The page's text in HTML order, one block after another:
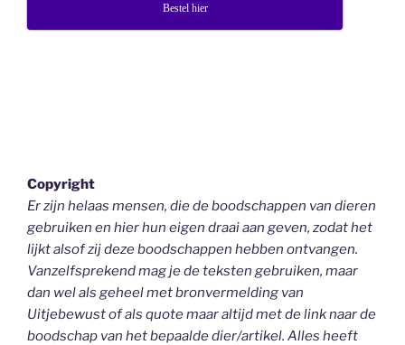
Bestel hier
Copyright
Er zijn helaas mensen, die de boodschappen van dieren
gebruiken en hier hun eigen draai aan geven, zodat het
lijkt alsof zij deze boodschappen hebben ontvangen.
Vanzelfsprekend mag je de teksten gebruiken, maar
dan wel als geheelmet bronvermelding van
Uitjebewustof als quote maar altijd met de link naar de
boodschap van het bepaalde dier/artikel. Alles heeft